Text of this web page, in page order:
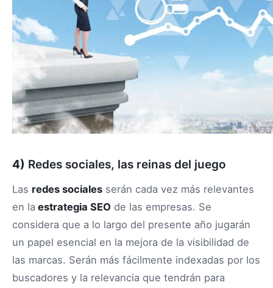
4) Redes sociales, las reinas del juego
Las redes sociales serán cada vez más relevantes
en la estrategia SEO de las empresas. Se
considera que a lo largo del presente año jugarán
un papel esencial en la mejora de la visibilidad de
las marcas. Serán más fácilmente indexadas por los
buscadores y la relevancia que tendrán para